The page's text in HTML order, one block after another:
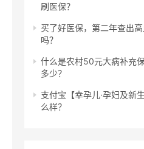
刷医保？
买了好医保，第二年查出
吗？
什么是农村50元大病补充
多少？
支付宝【幸孕儿·孕妇及新
么样？